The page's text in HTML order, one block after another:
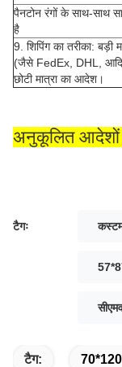
पैनटोन रंगों के साथ-साथ
है
9. शिपिंग का तरीका: बड़ी
(जैसे FedEx, DHL, आदि)
छोटी मात्रा का आदेश।
अनुकूलित आदेशों
टैगः
टैग: